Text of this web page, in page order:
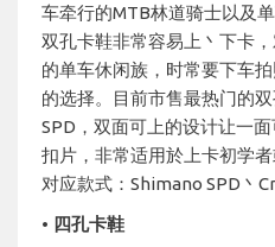
车牵行的MTB林道骑士以及
双孔卡鞋非常容易上丶下卡
的单车休闲族，时常要下车
的选择。目前市售最热门的
SPD，双面可上的设计让一
扣片，非常适用於上卡初学者
对应款式：Shimano SPD丶
• 四孔卡鞋